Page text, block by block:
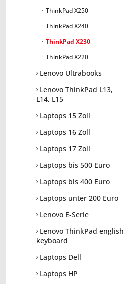
ThinkPad X250
ThinkPad X240
ThinkPad X230
ThinkPad X220
Lenovo Ultrabooks
Lenovo ThinkPad L13,
L14, L15
Laptops 15 Zoll
Laptops 16 Zoll
Laptops 17 Zoll
Laptops bis 500 Euro
Laptops bis 400 Euro
Laptops unter 200 Euro
Lenovo E-Serie
Lenovo ThinkPad english
keyboard
Laptops Dell
Laptops HP